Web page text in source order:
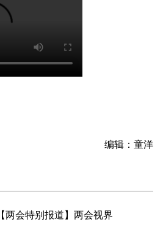
编辑：童洋
【两会特别报道】两会视界